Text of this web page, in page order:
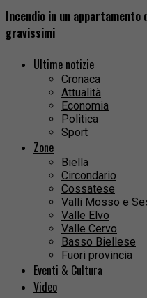
Incendio in un appartamento
gravissimi
Ultime notizie
Cronaca
Attualità
Economia
Politica
Sport
Zone
Biella
Circondario
Cossatese
Valli Mosso e
Valle Elvo
Valle Cervo
Basso Biellese
Fuori provincia
Eventi & Cultura
Video